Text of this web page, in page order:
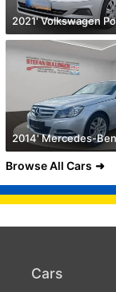
2021' Volkswagen
Browse All Cars
Cars